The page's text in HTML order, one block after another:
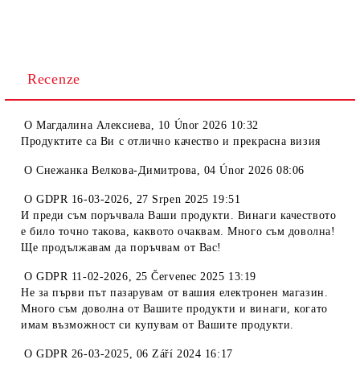
Recenze
OМагдалина Алексиева, 10 Únor 2026 10:32
Продуктите са Ви с отлично качество и прекрасна визия
OСнежанка Велкова-Димитрова, 04 Únor 2026 08:06
OGDPR 16-03-2026, 27 Srpen 2025 19:51
И преди съм поръчвала Ваши продукти. Винаги качеството
е било точно такова, каквото очаквам. Много съм доволна!
Ще продължавам да поръчвам от Вас!
OGDPR 11-02-2026, 25 Červenec 2025 13:19
Не за първи път пазарувам от вашия електронен магазин.
Много съм доволна от Вашите продукти и винаги, когато
имам възможност си купувам от Вашите продукти.
OGDPR 26-03-2025, 06 Září 2024 16:17